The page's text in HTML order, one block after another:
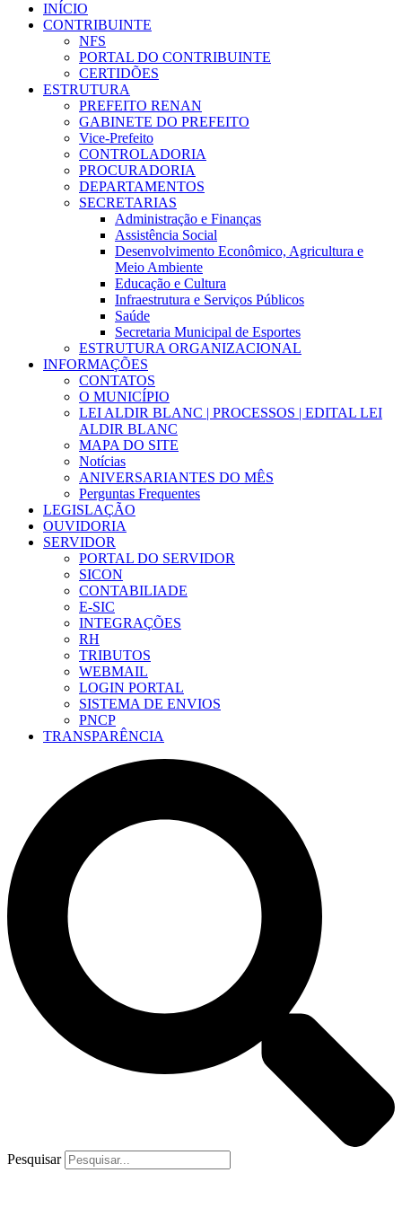
INÍCIO
CONTRIBUINTE
NFS
PORTAL DO CONTRIBUINTE
CERTIDÕES
ESTRUTURA
PREFEITO RENAN
GABINETE DO PREFEITO
Vice-Prefeito
CONTROLADORIA
PROCURADORIA
DEPARTAMENTOS
SECRETARIAS
Administração e Finanças
Assistência Social
Desenvolvimento Econômico, Agricultura e
Meio Ambiente
Educação e Cultura
Infraestrutura e Serviços Públicos
Saúde
Secretaria Municipal de Esportes
ESTRUTURA ORGANIZACIONAL
INFORMAÇÕES
CONTATOS
O MUNICÍPIO
LEI ALDIR BLANC | PROCESSOS | EDITAL LEI
ALDIR BLANC
MAPA DO SITE
Notícias
ANIVERSARIANTES DO MÊS
Perguntas Frequentes
LEGISLAÇÃO
OUVIDORIA
SERVIDOR
PORTAL DO SERVIDOR
SICON
CONTABILIADE
E-SIC
INTEGRAÇÕES
RH
TRIBUTOS
WEBMAIL
LOGIN PORTAL
SISTEMA DE ENVIOS
PNCP
TRANSPARÊNCIA
Pesquisar